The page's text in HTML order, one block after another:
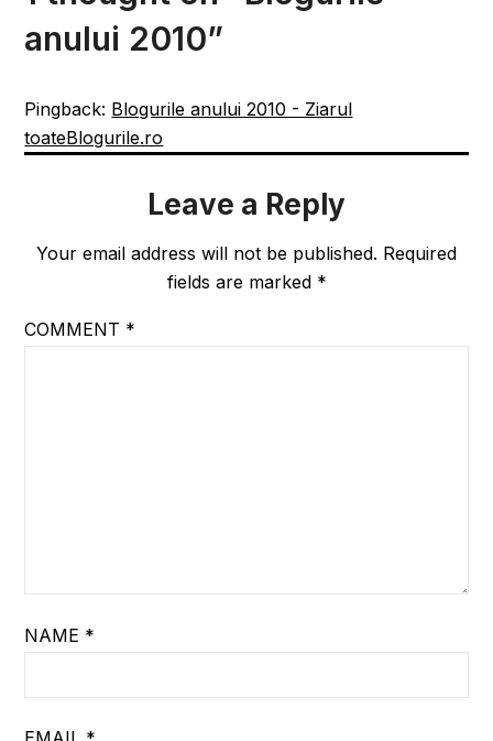
anului 2010”
Pingback: Blogurile anului 2010 - Ziarul
toateBlogurile.ro
Leave a Reply
Your email address will not be published. Required
fields are marked *
COMMENT *
NAME *